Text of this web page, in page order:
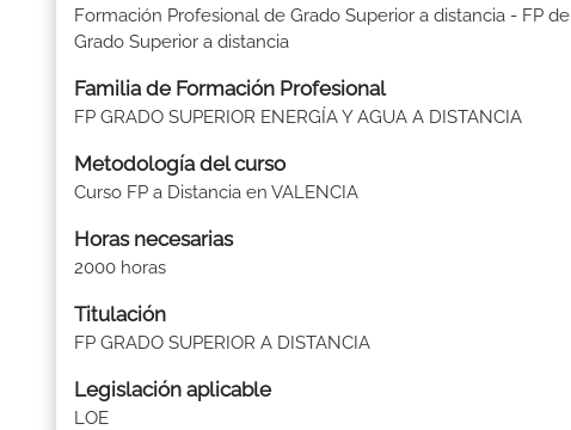
Formación Profesional de Grado Superior a distancia - FP de
Grado Superior a distancia
Familia de Formación Profesional
FP GRADO SUPERIOR ENERGÍA Y AGUA A DISTANCIA
Metodología del curso
Curso FP a Distancia en VALENCIA
Horas necesarias
2000 horas
Titulación
FP GRADO SUPERIOR A DISTANCIA
Legislación aplicable
LOE